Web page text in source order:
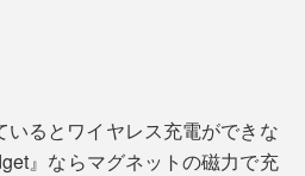
るとワイヤレス充電ができな
』ならマグネットの磁力で充